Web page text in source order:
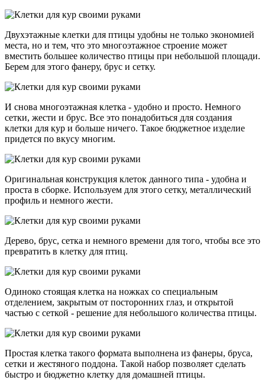
Двухэтажные клетки для птицы удобны не только экономией
места, но и тем, что это многоэтажное строение может
вместить большее количество птицы при небольшой площади.
Берем для этого фанеру, брус и сетку.
И снова многоэтажная клетка - удобно и просто. Немного
сетки, жести и брус. Все это понадобиться для создания
клетки для кур и больше ничего. Такое бюджетное изделие
придется по вкусу многим.
Оригинальная конструкция клеток данного типа - удобна и
проста в сборке. Используем для этого сетку, металлический
профиль и немного жести.
Дерево, брус, сетка и немного времени для того, чтобы все это
превратить в клетку для птиц.
Одиноко стоящая клетка на ножках со специальным
отделением, закрытым от посторонних глаз, и открытой
частью с сеткой - решение для небольшого количества птицы.
Простая клетка такого формата выполнена из фанеры, бруса,
сетки и жестяного поддона. Такой набор позволяет сделать
быстро и бюджетно клетку для домашней птицы.